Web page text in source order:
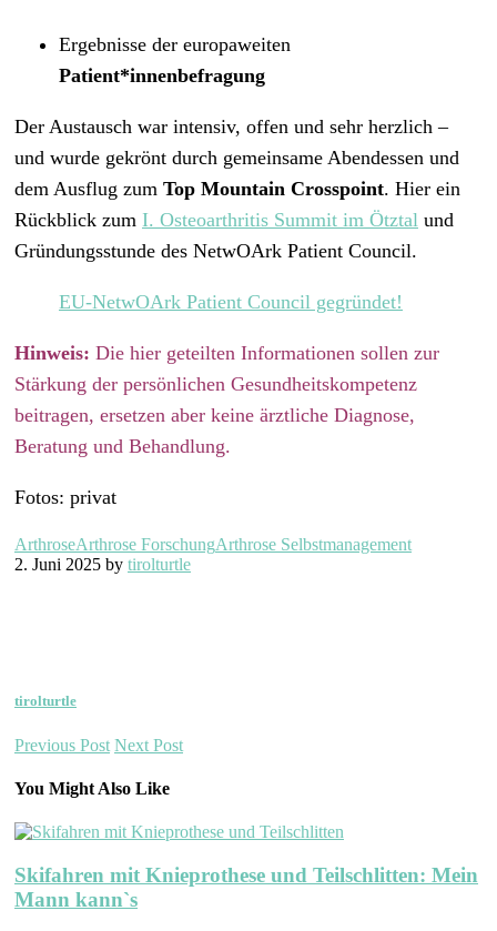
Ergebnisse der europaweiten
Patient*innenbefragung
Der Austausch war intensiv, offen und sehr herzlich –
und wurde gekrönt durch gemeinsame Abendessen und
dem Ausflug zum Top Mountain Crosspoint. Hier ein
Rückblick zum I. Osteoarthritis Summit im Ötztal und
Gründungsstunde des NetwOArk Patient Council.
EU-NetwOArk Patient Council gegründet!
Hinweis: Die hier geteilten Informationen sollen zur
Stärkung der persönlichen Gesundheitskompetenz
beitragen, ersetzen aber keine ärztliche Diagnose,
Beratung und Behandlung.
Fotos: privat
ArthroseArthrose ForschungArthrose Selbstmanagement
2. Juni 2025 by tirolturtle
tirolturtle
Previous Post Next Post
You Might Also Like
Skifahren mit Knieprothese und Teilschlitten: Mein
Mann kann`s